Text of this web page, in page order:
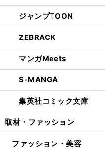
ジャンプTOON
ZEBRACK
マンガMeets
S-MANGA
集英社コミック文庫
取材・ファッション
ファッション・美容